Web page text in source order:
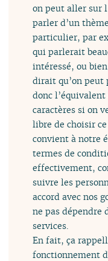
on peut aller sur
parler d’un
particulier, par
qui parlerait
intéressé, ou
dirait qu’on peut
donc
caractères si on
libre de choisir
convient à notre
termes de
effectivement,
suivre les
accord avec nos
ne pas dépendre
services.
En fait, ça
fonctionnement